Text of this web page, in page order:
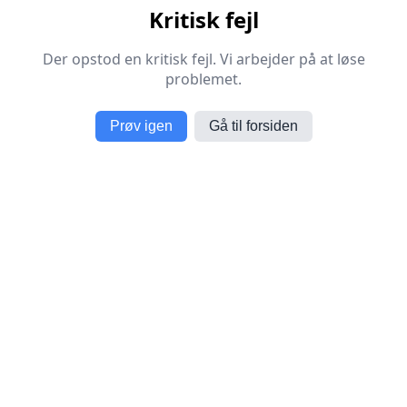
Kritisk fejl
Der opstod en kritisk fejl. Vi arbejder på at løse
problemet.
Prøv igen Gå til forsiden